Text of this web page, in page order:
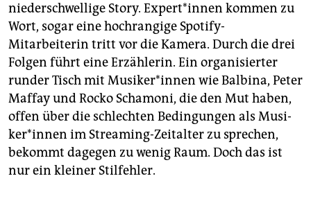
niederschwellige Story. Ex­per­t*in­nen kommen zu
Wort, sogar eine hochrangige Spotify-
Mitarbeiterin tritt vor die Kamera. Durch die drei
Folgen führt eine Erzählerin. Ein organisierter
runder Tisch mit Mu­si­ke­r*in­nen wie Balbina, Peter
Maffay und Rocko Schamoni, die den Mut haben,
offen über die schlechten Bedingungen als Mu­si­
ke­r*in­nen im Streaming-Zeitalter zu sprechen,
bekommt dagegen zu wenig Raum. Doch das ist
nur ein kleiner Stilfehler.